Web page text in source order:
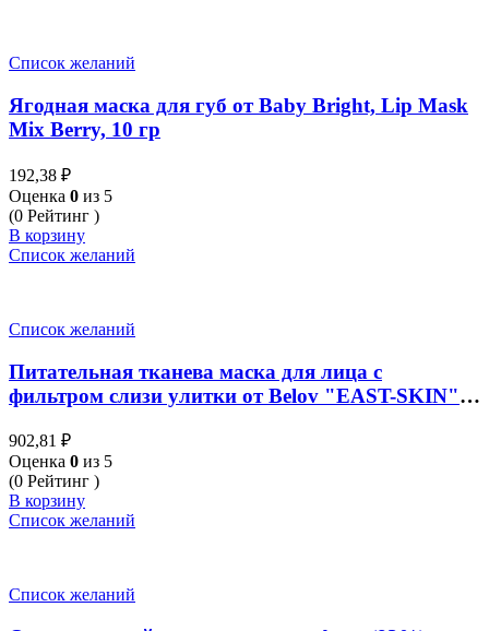
Список желаний
Ягодная маска для губ от Baby Bright, Lip Mask
Mix Berry, 10 гр
192,38 ₽
Оценка 0 из 5
(0 Рейтинг )
В корзину
Список желаний
Список желаний
Питательная тканева маска для лица с
фильтром слизи улитки от Belov "EAST-SKIN"
902,81 ₽
Оценка 0 из 5
(0 Рейтинг )
В корзину
Список желаний
Список желаний